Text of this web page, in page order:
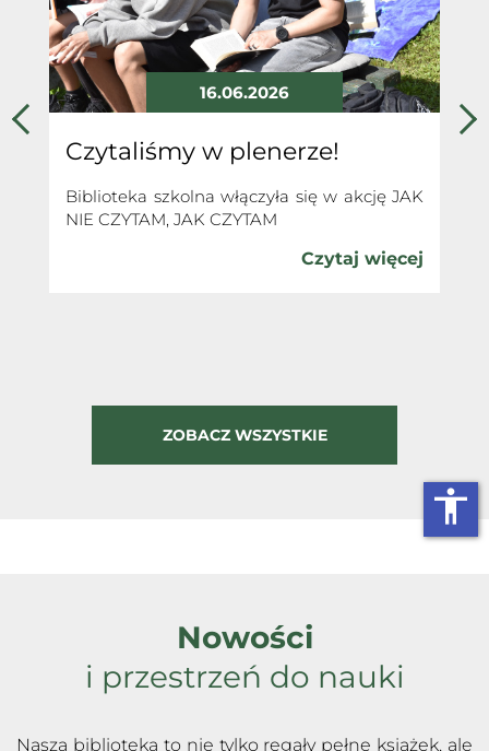
16.06.2026
Czytaliśmy w plenerze!
Biblioteka szkolna włączyła się w akcję JAK
NIE CZYTAM, JAK CZYTAM
Czytaj więcej
ZOBACZ WSZYSTKIE
Nowości
i przestrzeń do nauki
Nasza biblioteka to nie tylko regały pełne książek, ale
accessibility